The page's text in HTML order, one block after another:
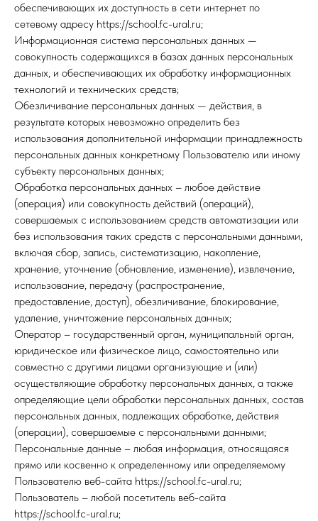
обеспечивающих их доступность в сети интернет по
сетевому адресу https://school.fc-ural.ru;
Информационная система персональных данных —
совокупность содержащихся в базах данных персональных
данных, и обеспечивающих их обработку информационных
технологий и технических средств;
Обезличивание персональных данных — действия, в
результате которых невозможно определить без
использования дополнительной информации принадлежность
персональных данных конкретному Пользователю или иному
субъекту персональных данных;
Обработка персональных данных – любое действие
(операция) или совокупность действий (операций),
совершаемых с использованием средств автоматизации или
без использования таких средств с персональными данными,
включая сбор, запись, систематизацию, накопление,
хранение, уточнение (обновление, изменение), извлечение,
использование, передачу (распространение,
предоставление, доступ), обезличивание, блокирование,
удаление, уничтожение персональных данных;
Оператор – государственный орган, муниципальный орган,
юридическое или физическое лицо, самостоятельно или
совместно с другими лицами организующие и (или)
осуществляющие обработку персональных данных, а также
определяющие цели обработки персональных данных, состав
персональных данных, подлежащих обработке, действия
(операции), совершаемые с персональными данными;
Персональные данные – любая информация, относящаяся
прямо или косвенно к определенному или определяемому
Пользователю веб-сайта https://school.fc-ural.ru;
Пользователь – любой посетитель веб-сайта
https://school.fc-ural.ru;